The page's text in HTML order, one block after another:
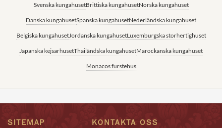
Svenska kungahusetBrittiska kungahusetNorska kungahuset
Danska kungahusetSpanska kungahusetNederländska kungahuset
Belgiska kungahusetJordanska kungahusetLuxemburgska storhertighuset
Japanska kejsarhusetThailändska kungahusetMarockanska kungahuset
Monacos furstehus
SITEMAP KONTAKTA OSS